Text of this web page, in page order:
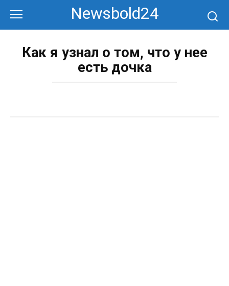
контенту
Newsbold24
Как я узнал о том, что у нее
есть дочка